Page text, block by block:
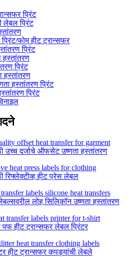
प्रिंट
लेबल प्रिंट
फोम हीट ट्रान्सफर
प्रिंट
हस्तांतरण
प्रिंट
हस्तांतरण
हस्तांतरण प्रिंट
प्रिंट
उच्च दर्जाचे ऑफसेट उष्णता हस्तांतरण
रिफ्लेक्टीव्ह हीट प्रेस लेबल
लोह सिलिकॉन उष्णता हस्तांतरण
पफ हीट ट्रान्सफर लेबल प्रिंटर
हीट ट्रान्सफर कपड्यांची लेबले